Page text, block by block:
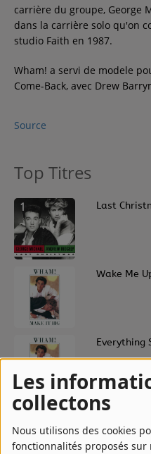
Les
collectons
Nous utilisons des cookies
fonctionnalités proposés
carrière du groupe, George
dans la carrière solo qu'on
studio Faith en 1987.
Wham! a servi de modele
Come-Back, avec Drew
Source
Top Titres
1 Last
Wake Me
Everything
4 Last